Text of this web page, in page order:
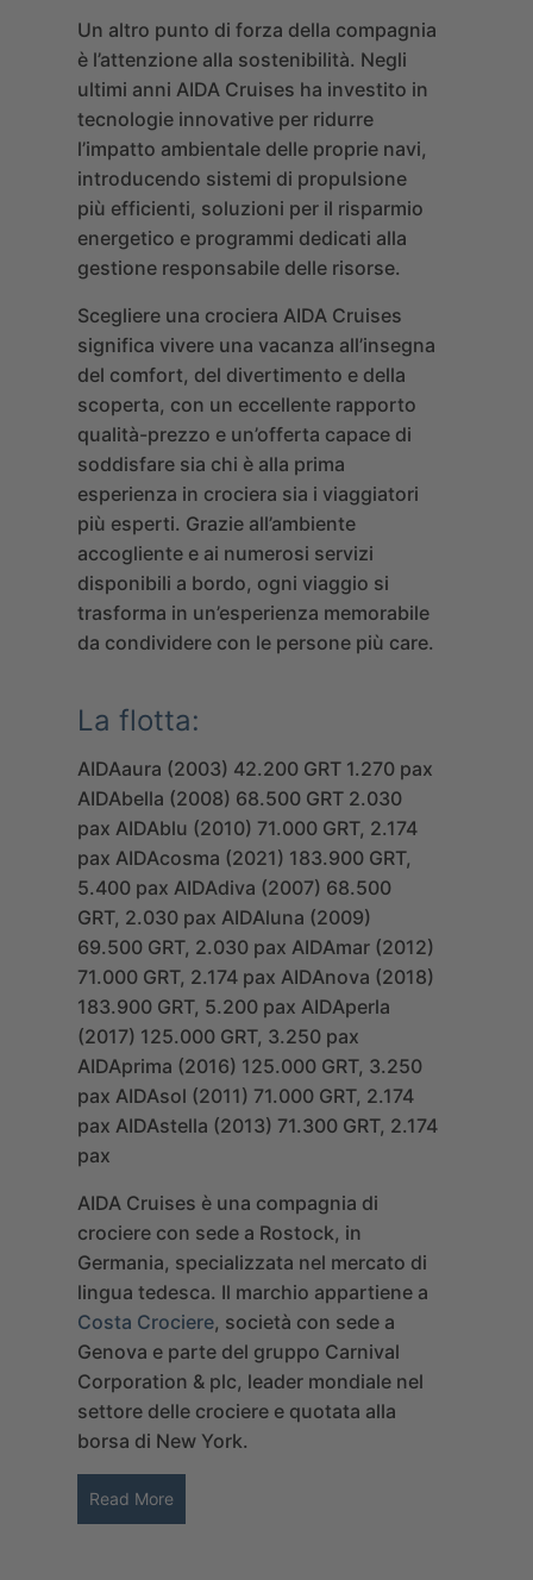
Un altro punto di forza della compagnia
è l’attenzione alla sostenibilità. Negli
ultimi anni AIDA Cruises ha investito in
tecnologie innovative per ridurre
l’impatto ambientale delle proprie navi,
introducendo sistemi di propulsione
più efficienti, soluzioni per il risparmio
energetico e programmi dedicati alla
gestione responsabile delle risorse.
Scegliere una crociera AIDA Cruises
significa vivere una vacanza all’insegna
del comfort, del divertimento e della
scoperta, con un eccellente rapporto
qualità-prezzo e un’offerta capace di
soddisfare sia chi è alla prima
esperienza in crociera sia i viaggiatori
più esperti. Grazie all’ambiente
accogliente e ai numerosi servizi
disponibili a bordo, ogni viaggio si
trasforma in un’esperienza memorabile
da condividere con le persone più care.
La flotta:
AIDAaura (2003) 42.200 GRT 1.270 pax
AIDAbella (2008) 68.500 GRT 2.030
pax AIDAblu (2010) 71.000 GRT, 2.174
pax AIDAcosma (2021) 183.900 GRT,
5.400 pax AIDAdiva (2007) 68.500
GRT, 2.030 pax AIDAluna (2009)
69.500 GRT, 2.030 pax AIDAmar (2012)
71.000 GRT, 2.174 pax AIDAnova (2018)
183.900 GRT, 5.200 pax AIDAperla
(2017) 125.000 GRT, 3.250 pax
AIDAprima (2016) 125.000 GRT, 3.250
pax AIDAsol (2011) 71.000 GRT, 2.174
pax AIDAstella (2013) 71.300 GRT, 2.174
pax
AIDA Cruises è una compagnia di
crociere con sede a Rostock, in
Germania, specializzata nel mercato di
lingua tedesca. Il marchio appartiene a
Costa Crociere, società con sede a
Genova e parte del gruppo Carnival
Corporation & plc, leader mondiale nel
settore delle crociere e quotata alla
borsa di New York.
Read More